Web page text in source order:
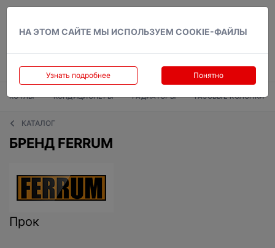
НА ЭТОМ САЙТЕ МЫ ИСПОЛЬЗУЕМ COOKIE-ФАЙЛЫ
Узнать подробнее Понятно
КОТЛЫ КОНДИЦИОНЕРЫ РАДИАТОРЫ ГАЗОВЫЕ КОЛОНКИ
КАТАЛОГ
БРЕНД FERRUM
Прок